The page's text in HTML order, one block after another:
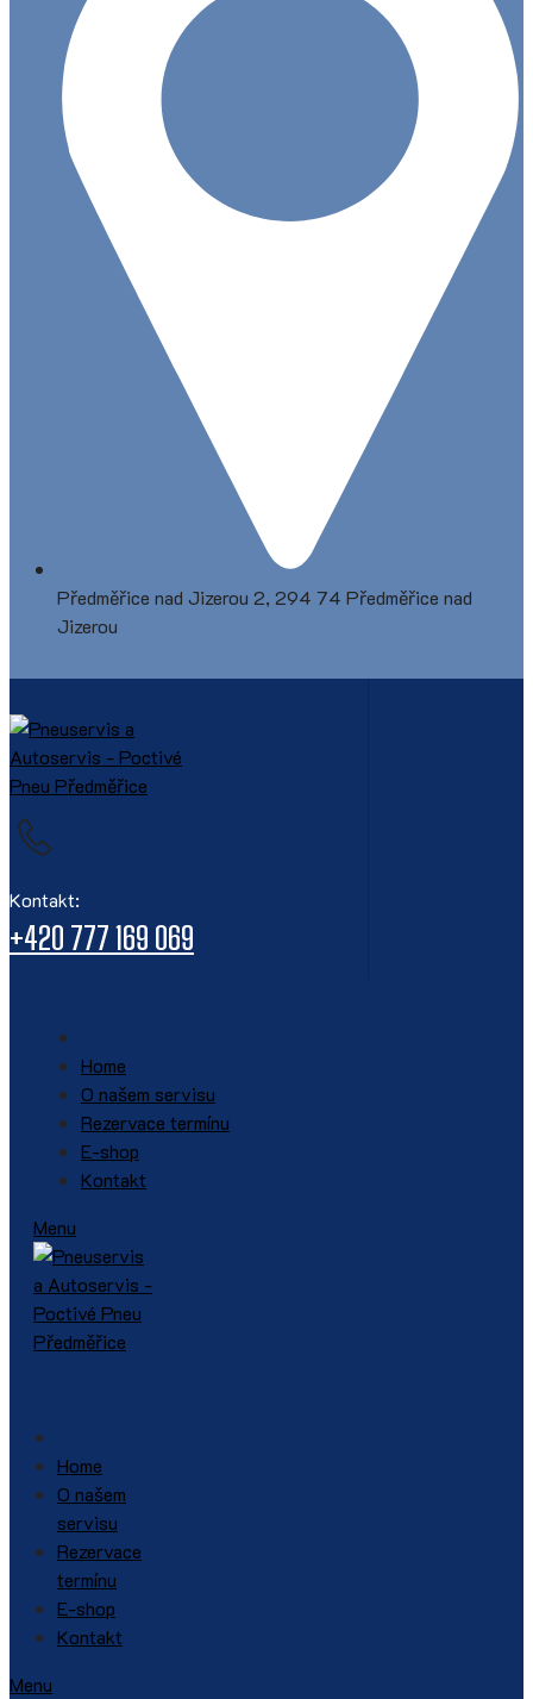
Předměřice nad Jizerou 2, 294 74 Předměřice nad
Jizerou
Kontakt:
+420 777 169 069
Home
O našem servisu
Rezervace termínu
E-shop
Kontakt
Menu
Home
O našem
servisu
Rezervace
termínu
E-shop
Kontakt
Menu